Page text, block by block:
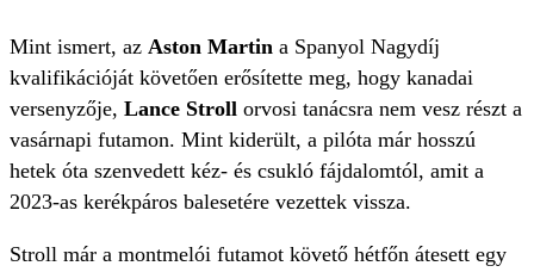
Mint ismert, az Aston Martin a Spanyol Nagydíj
kvalifikációját követően erősítette meg, hogy kanadai
versenyzője, Lance Stroll orvosi tanácsra nem vesz részt a
vasárnapi futamon. Mint kiderült, a pilóta már hosszú
hetek óta szenvedett kéz- és csukló fájdalomtól, amit a
2023-as kerékpáros balesetére vezettek vissza.
Stroll már a montmelói futamot követő hétfőn átesett egy